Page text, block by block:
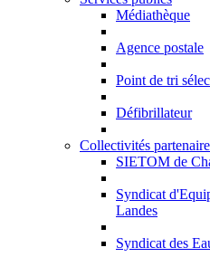
Médiathèque
Agence postale
Point de tri
Défibrillateur
Collectivités
SIETOM de
Syndicat
Landes
Syndicat des